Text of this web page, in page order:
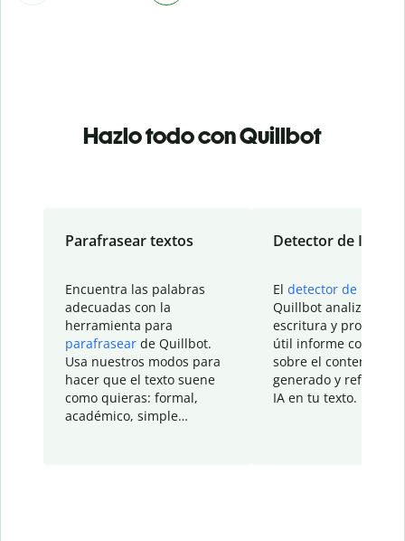
Hazlo todo con Quillbot
Parafrasear textos
Encuentra las palabras
adecuadas con la
herramienta para
parafrasear de Quillbot.
Usa nuestros modos para
hacer que el texto suene
como quieras: formal,
académico, simple…
Detector de IA
El detector de IA
Quillbot analiza tu
escritura y
útil informe con
sobre el contenido
generado y refinado
IA en tu texto.